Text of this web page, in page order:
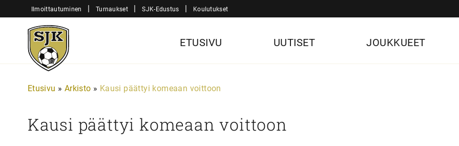
sisältöön
Ilmoittautuminen | Turnaukset | SJK-Edustus | Koulutukset
Sjk-
Juniorit
ETUSIVU UUTISET JOUKKUEET
Etusivu » Arkisto » Kausi päättyi komeaan voittoon
Kausi päättyi komeaan voittoon